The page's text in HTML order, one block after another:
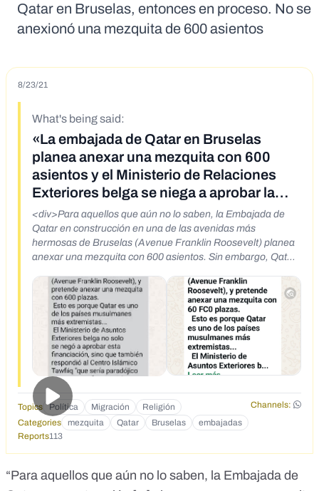
Qatar en Bruselas, entonces en proceso. No se
anexionó una mezquita de 600 asientos
8/23/21
What's being said:
«La embajada de Qatar en Bruselas
planea anexar una mezquita con 600
asientos y el Ministerio de Relaciones
Exteriores belga se niega a aprobar la
financiación»
<div>Para aquellos que aún no lo saben, la Embajada de
Qatar en construcción en una de las avenidas más
hermosas de Bruselas (Avenue Franklin Roosevelt) planea
anexar una mezquita con 600 asientos. Sin embargo, Qatar
Ministerio de Relaciones Exteriores belga no solo se negó a
aprobar esta financiación, sino que también respondió al
Centro Islámico Tawfiiq "que sería paradójico aceptar esta
financiación de un país que no acepta la libertad religiosa".
El ministro de Relaciones Exteriores de Noruega, Jonas
Gahr Støre, también le dijo a VG: "Podríamos haber dicho
simplemente que no, que el ministerio no lo aprueba, pero
aprovechamos la oportunidad para agregar que la
aprobación sería paradójica, siempre y cuando querer
establecer una comunidad cristiana en Arabia Saudita se
considere un crimen punible con la decapitación". Nota:
También se está construyendo otra mezquita en Court-
Saint-Etienne en Bélgica (Nueva Mezquita en Court-Saint-
Étienne) ... Intente construir una iglesia o centro secular en
el Medio Oriente o el Oriente islámico. Se dan el derecho de
Topics Política Migración Religión
Channels:
Categories
mezquita Qatar Bruselas
embajadas
Reports113
“Para aquellos que aún no lo saben, la Embajada de